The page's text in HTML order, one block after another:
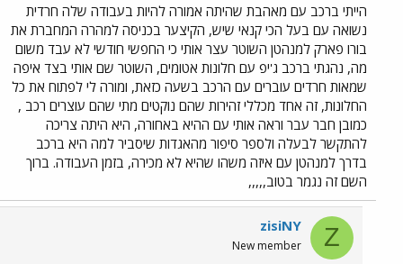
הייתי ברכב עם מאהבת שהיתה אמורה להיות בעבודה שלה חרדית
נשואה עם בעל הכי קנאי שיש, הקיצער בכניסה למהרה המחברת את
בורו פארק למנהטן השוטר עצר אותי כי החפשי חודשי לא עבד משום
מה, נהגתי ברכב ג'יפ עם חלונות אטומים, השוטר שם אותי בצד איפה
שמאות חרדים עוברים עם הרכב בשעה כזאת, ומורה לי לפתוח את כל
החלונות, זה אחד מכללי זהירות שהם נוקטים מתי שהם עוצרים רכב ,
כמובן חבר עבר וראה אותי עם ההיא באחורה, היא היתה צריכה
להתקשר לבעלה ולספר סיפור מהאגדות שיסביר למה היא ברכב
בדרך למנהטן עם איזה משהו שהיא לא מכירה, בזמן העבודה. ברוך
השם זה נגמר בטוב,,,,,
Z
zisiNY
New member